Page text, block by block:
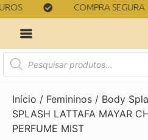
COMPRA SEGURA
Início / Femininos / Body
SPLASH LATTAFA MAYAR
PERFUME MIST